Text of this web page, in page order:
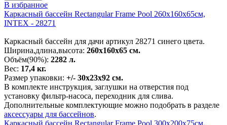
В избранное
Каркасный бассейн Rectangular Frame Pool 260х160х65см,
INTEX - 28271
Каркасный бассейн для дачи артикул 28271 синего цвета.
Ширина,длина,высота: 260х160х65 см.
Объём(90%): 2282 л.
Вес: 17,4 кг.
Размер упаковки: +/- 30х23х92 см.
В комплекте инструкция, заглушки на отверстия под
установку фильтр-насоса, переходник для слива.
Дополнительные комплектующие можно подобрать в разделе
аксессуары для бассейнов.